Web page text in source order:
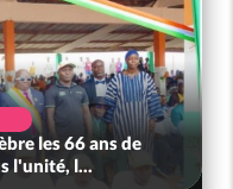
les 66 ans de
l'unité, l...